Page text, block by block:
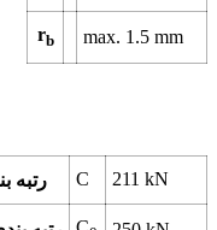
rb max. 1.5 mm
رتبه C 211 kN